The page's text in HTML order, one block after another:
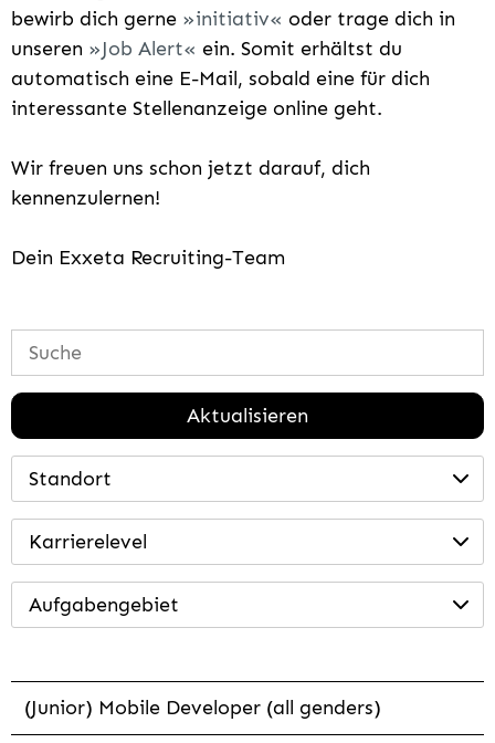
bewirb dich gerne
initiativ
oder trage dich in
unseren
Job Alert
ein. Somit erhältst du
automatisch eine E-Mail, sobald eine für dich
interessante Stellenanzeige online geht.
Wir freuen uns schon jetzt darauf, dich
kennenzulernen!
Dein Exxeta Recruiting-Team
Aktualisieren
Standort
Karrierelevel
Aufgabengebiet
(Junior) Mobile Developer (all genders)